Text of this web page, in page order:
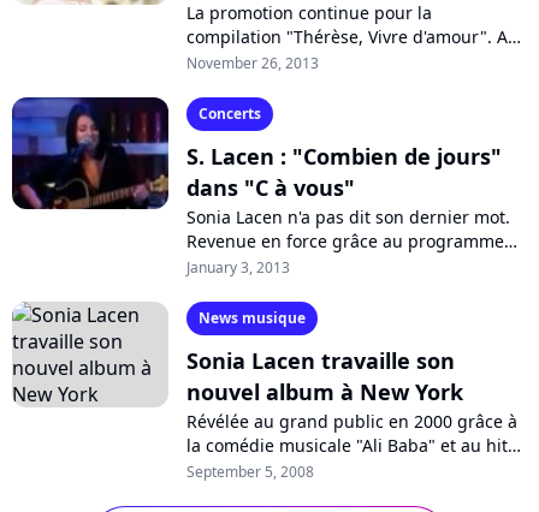
La promotion continue pour la
compilation "Thérèse, Vivre d'amour". A
l'occasion de la sortie cette semaine d'une
nouveau...
November 26, 2013
Concerts
S. Lacen : "Combien de jours"
dans "C à vous"
Sonia Lacen n'a pas dit son dernier mot.
Revenue en force grâce au programme
"The Voice : la plus belle voix", la
nouveaux...
January 3, 2013
News musique
Sonia Lacen travaille son
nouvel album à New York
Révélée au grand public en 2000 grâce à
la comédie musicale "Ali Baba" et au hit
"Tu me manques depuis longtemps",
September 5, 2008